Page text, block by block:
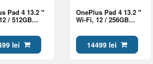
Pad 4 13.2 "
/ 512GB
lei
OnePlus Pad 4 13.2 "
Wi-Fi, 12 / 256GB
14499 lei